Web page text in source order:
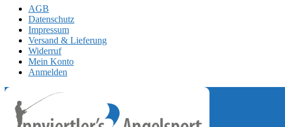
AGB
Datenschutz
Impressum
Versand & Lieferung
Widerruf
Mein Konto
Anmelden